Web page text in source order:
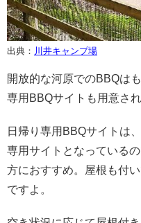
出典： 川井キャンプ場
開放的な河原でのBBQは
専用BBQサイトも用意され
日帰り専用BBQサイトは
専用サイトとなっている
方におすすめ。屋根も付
ですよ。